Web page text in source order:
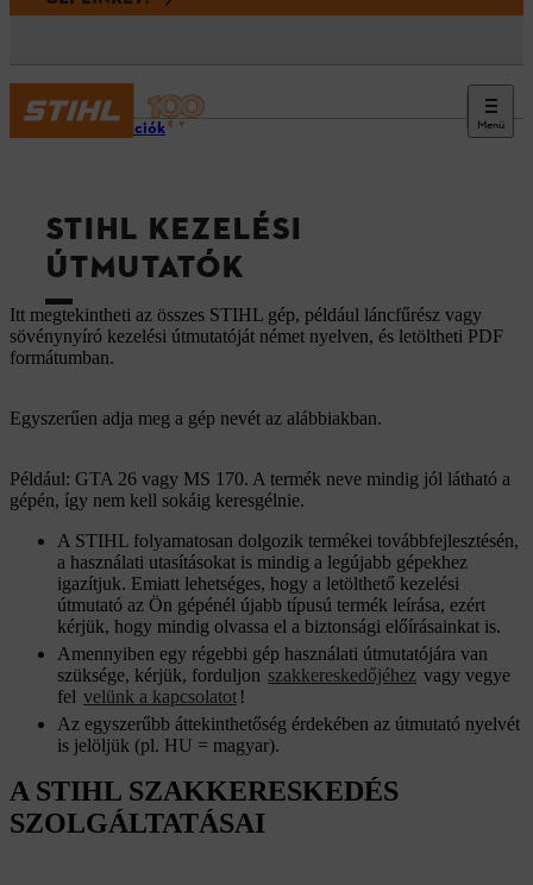
Menü
Információk
STIHL KEZELÉSI
ÚTMUTATÓK
Itt megtekintheti az összes STIHL gép, például láncfűrész vagy
sövénynyíró kezelési útmutatóját német nyelven, és letöltheti PDF
formátumban.
Egyszerűen adja meg a gép nevét az alábbiakban.
Például: GTA 26 vagy MS 170. A termék neve mindig jól látható a
gépén, így nem kell sokáig keresgélnie.
A STIHL folyamatosan dolgozik termékei továbbfejlesztésén,
a használati utasításokat is mindig a legújabb gépekhez
igazítjuk. Emiatt lehetséges, hogy a letölthető kezelési
útmutató az Ön gépénél újabb típusú termék leírása, ezért
kérjük, hogy mindig olvassa el a biztonsági előírásainkat is.
Amennyiben egy régebbi gép használati útmutatójára van
szüksége, kérjük, forduljon szakkereskedőjéhez vagy vegye
fel velünk a kapcsolatot !
Az egyszerűbb áttekinthetőség érdekében az útmutató nyelvét
is jelöljük (pl. HU = magyar).
A STIHL SZAKKERESKEDÉS
SZOLGÁLTATÁSAI